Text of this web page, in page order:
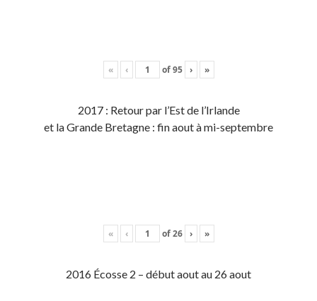
« ‹ of95 › »
2017 : Retour par l’Est de l’Irlande
et la Grande Bretagne : fin aout à mi-septembre
« ‹ of26 › »
2016 Écosse 2 – début aout au 26 aout